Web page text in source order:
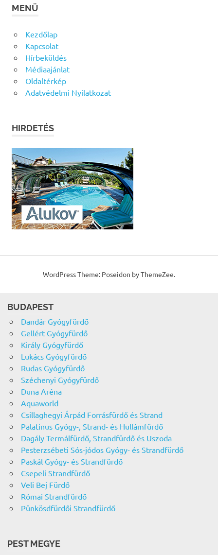
MENÜ
Kezdőlap
Kapcsolat
Hírbeküldés
Médiaajánlat
Oldaltérkép
Adatvédelmi Nyilatkozat
HIRDETÉS
WordPress Theme: Poseidon by ThemeZee.
BUDAPEST
Dandár Gyógyfürdő
Gellért Gyógyfürdő
Király Gyógyfürdő
Lukács Gyógyfürdő
Rudas Gyógyfürdő
Széchenyi Gyógyfürdő
Duna Aréna
Aquaworld
Csillaghegyi Árpád Forrásfürdő és Strand
Palatinus Gyógy-, Strand- és Hullámfürdő
Dagály Termálfürdő, Strandfürdő és Uszoda
Pesterzsébeti Sós-jódos Gyógy- és Strandfürdő
Paskál Gyógy- és Strandfürdő
Csepeli Strandfürdő
Veli Bej Fürdő
Római Strandfürdő
Pünkösdfürdői Strandfürdő
PEST MEGYE